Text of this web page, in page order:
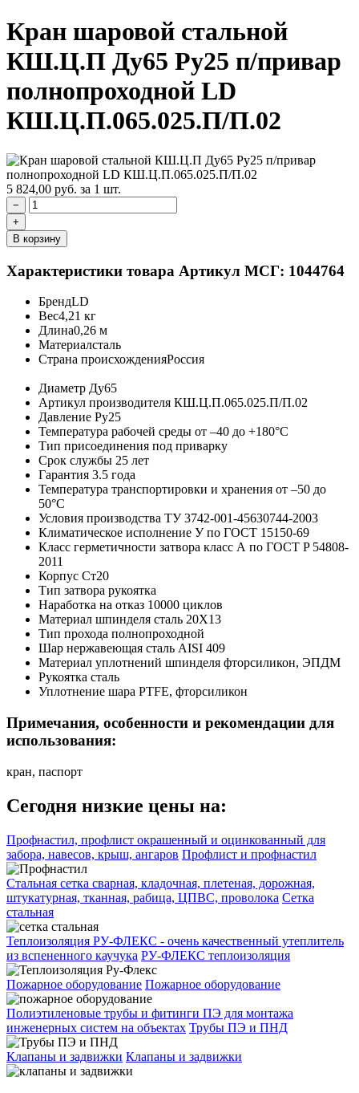
Кран шаровой стальной
КШ.Ц.П Ду65 Ру25 п/привар
полнопроходной LD
КШ.Ц.П.065.025.П/П.02
5 824,00 руб. за 1 шт.
−
+
В корзину
Характеристики товара Артикул МСГ: 1044764
БрендLD
Вес4,21 кг
Длина0,26 м
Материалсталь
Страна происхожденияРоссия
Диаметр Ду65
Артикул производителя КШ.Ц.П.065.025.П/П.02
Давление Ру25
Температура рабочей среды от –40 до +180°C
Тип присоединения под приварку
Срок службы 25 лет
Гарантия 3.5 года
Температура транспортировки и хранения от –50 до
50°C
Условия производства ТУ 3742-001-45630744-2003
Климатическое исполнение У по ГОСТ 15150-69
Класс герметичности затвора класс А по ГОСТ P 54808-
2011
Корпус Ст20
Тип затвора рукоятка
Наработка на отказ 10000 циклов
Материал шпинделя сталь 20Х13
Тип прохода полнопроходной
Шар нержавеющая сталь AISI 409
Материал уплотнений шпинделя фторсиликон, ЭПДМ
Рукоятка сталь
Уплотнение шара PTFE, фторсиликон
Примечания, особенности и рекомендации для
использования:
кран, паспорт
Сегодня низкие цены на:
Профнастил, профлист окрашенный и оцинкованный для
забора, навесов, крыш, ангаров Профлист и профнастил
Стальная сетка сварная, кладочная, плетеная, дорожная,
штукатурная, тканная, рабица, ЦПВС, проволока Сетка
стальная
Теплоизоляция РУ-ФЛЕКС - очень качественный утеплитель
из вспененного каучука РУ-ФЛЕКС теплоизоляция
Пожарное оборудование Пожарное оборудование
Полиэтиленовые трубы и фитинги ПЭ для монтажа
инженерных систем на объектах Трубы ПЭ и ПНД
Клапаны и задвижки Клапаны и задвижки